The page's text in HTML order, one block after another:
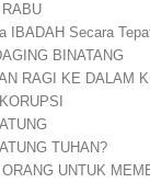
IBADAH Secara
BINATANG
RAGI KE DALAM
TUHAN?
UNTUK